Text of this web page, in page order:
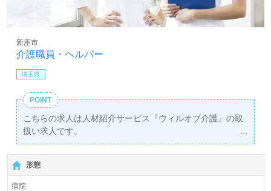
医療/福祉業界の正社員/パート求人探しは【ウィルオブ介
護】＊求人情報収集、将来的に検討の方も遠慮なく＊
相談可能です。転職相談、求人紹介、年収交渉など完全無
料サービスをご利用いただけます。＜非公開求人も取扱い
あり！＞"転職支援"のプロと一緒に転職活動！お問い合わ
介護職員・ヘルパー
新座市
埼玉県
POINT
こちらの求人は人材紹介サービス『ウィルオブ介護』の取
扱い求人です。
詳細に関してお気軽にご相談ください♪
【無料】で皆さんの転職活動をサポートいたします。
形態
病院